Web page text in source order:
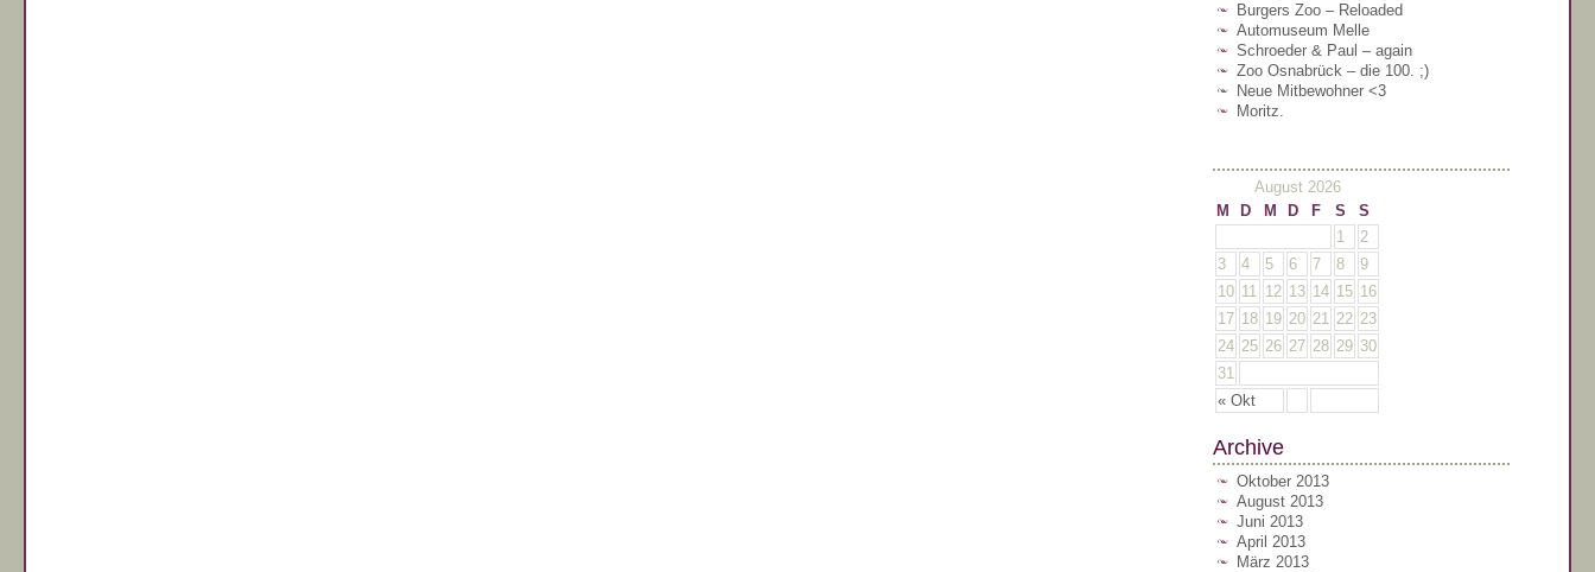
Burgers Zoo – Reloaded
Automuseum Melle
Schroeder & Paul – again
Zoo Osnabrück – die 100. ;)
Neue Mitbewohner <3
Moritz.
August 2026
M
D M D F S S
« Okt
1
2
3
4 5 6 7 8
9
10 11 12 13 14 15 16
17 18 19 20 21 22 23
24 25 26 27 28 29 30
31
Archive
Oktober 2013
August 2013
Juni 2013
April 2013
März 2013